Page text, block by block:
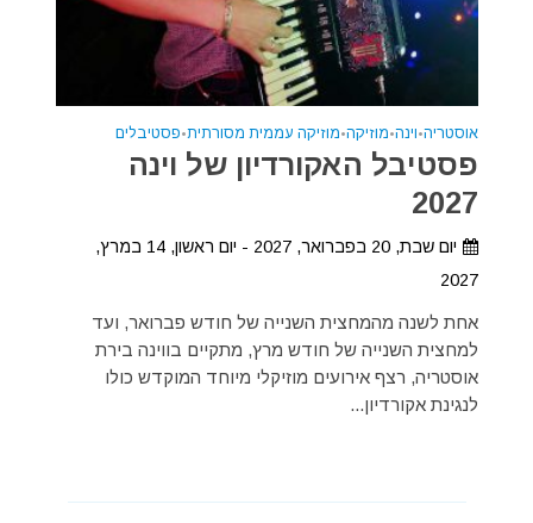
אוסטריה•וינה•מוזיקה•מוזיקה עממית מסורתית•פסטיבלים
פסטיבל האקורדיון של וינה
2027
יום שבת, 20 בפברואר, 2027 - יום ראשון, 14 במרץ,
2027
אחת לשנה מהמחצית השנייה של חודש פברואר, ועד
למחצית השנייה של חודש מרץ, מתקיים בווינה בירת
אוסטריה, רצף אירועים מוזיקלי מיוחד המוקדש כולו
לנגינת אקורדיון...